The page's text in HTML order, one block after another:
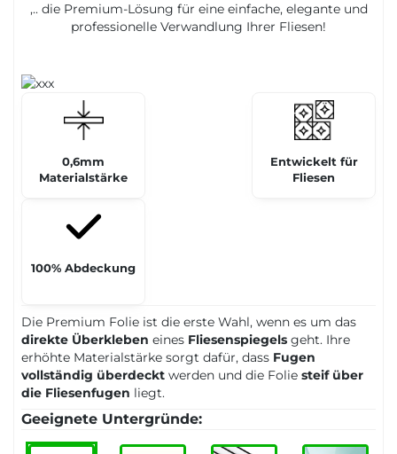
,.. die Premium-Lösung für eine einfache, elegante und
professionelle Verwandlung Ihrer Fliesen!
0,6mm
Materialstärke
Entwickelt für
Fliesen
100% Abdeckung
Die Premium Folie ist die erste Wahl, wenn es um das
direkte Überkleben eines Fliesenspiegels geht. Ihre
erhöhte Materialstärke sorgt dafür, dass Fugen
vollständig überdeckt werden und die Folie steif über
die Fliesenfugen liegt.
Geeignete Untergründe: